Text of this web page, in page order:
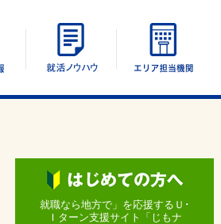
エリア別情報 UIターン就活ノウハウ
就職なら地方で」を応援するＵ･
Ｉターン支援サイト「じもナ